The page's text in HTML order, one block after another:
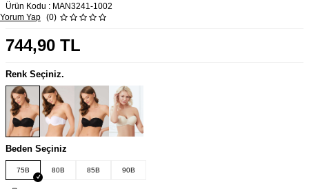
Ürün Kodu : MAN3241-1002
Yorum Yap (0)
744,90 TL
Renk Seçiniz.
Beden Seçiniz
75B 80B 85B 90B